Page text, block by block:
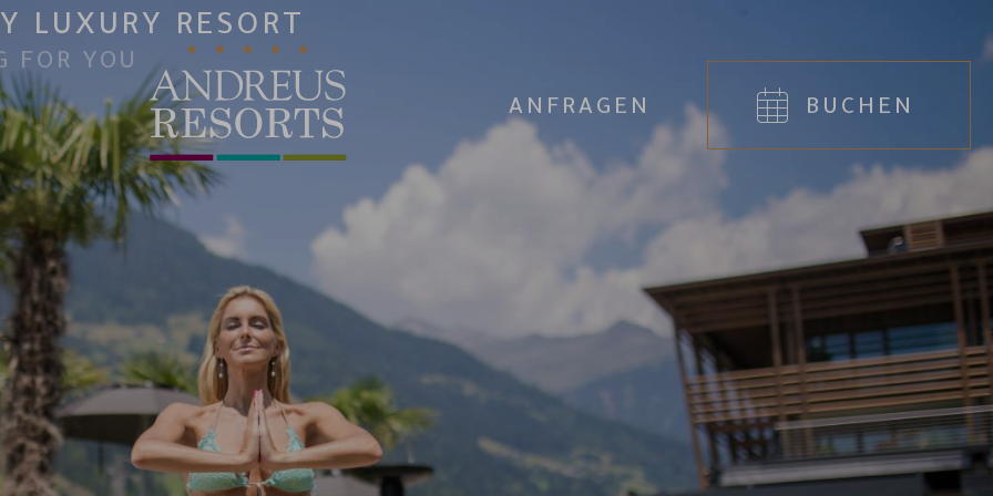
ANFRAGEN BUCHEN
LUXURY RESORT
FOR YOU